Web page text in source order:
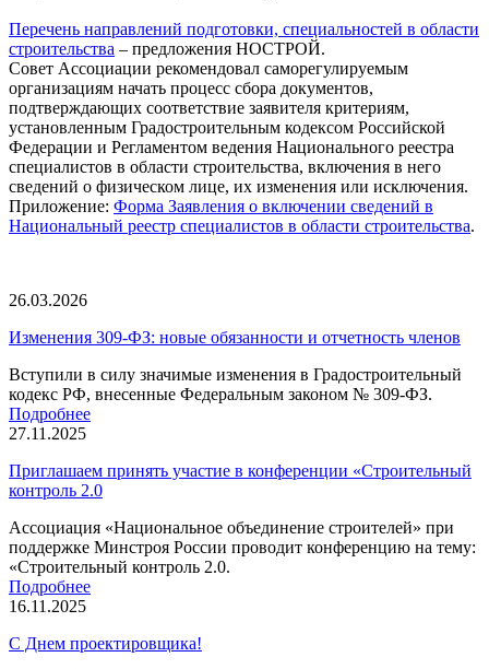
Перечень направлений подготовки, специальностей в области
строительства – предложения НОСТРОЙ.
Совет Ассоциации рекомендовал саморегулируемым
организациям начать процесс сбора документов,
подтверждающих соответствие заявителя критериям,
установленным Градостроительным кодексом Российской
Федерации и Регламентом ведения Национального реестра
специалистов в области строительства, включения в него
сведений о физическом лице, их изменения или исключения.
Приложение: Форма Заявления о включении сведений в
Национальный реестр специалистов в области строительства.
26.03.2026
Изменения 309-ФЗ: новые обязанности и отчетность членов
Вступили в силу значимые изменения в Градостроительный
кодекс РФ, внесенные Федеральным законом № 309-ФЗ.
Подробнее
27.11.2025
Приглашаем принять участие в конференции «Строительный
контроль 2.0
Ассоциация «Национальное объединение строителей» при
поддержке Минстроя России проводит конференцию на тему:
«Строительный контроль 2.0.
Подробнее
16.11.2025
С Днем проектировщика!